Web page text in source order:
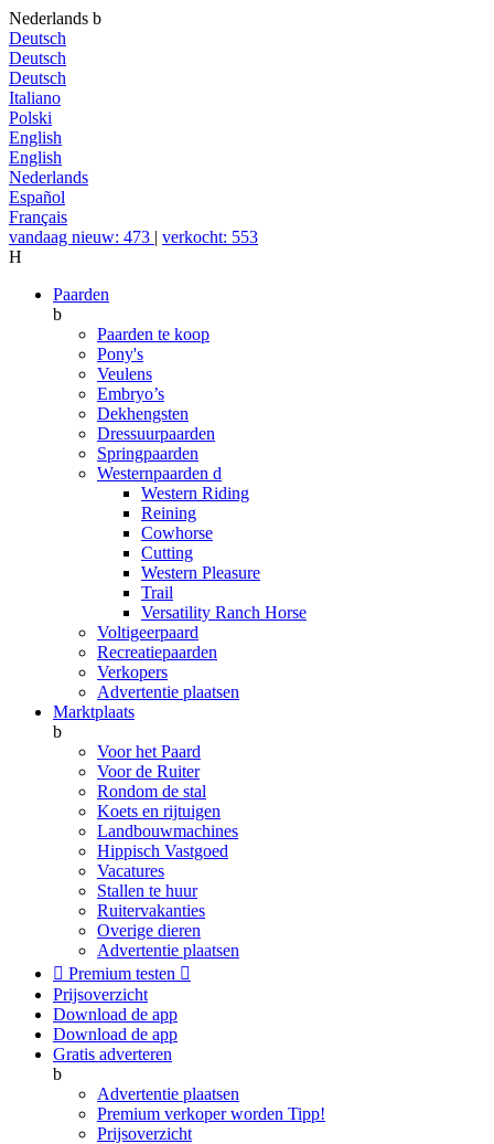
Nederlands b
Deutsch
Deutsch
Deutsch
Italiano
Polski
English
English
Nederlands
Español
Français
vandaag nieuw: 473 | verkocht: 553
H
Paarden
b
Paarden te koop
Pony's
Veulens
Embryo’s
Dekhengsten
Dressuurpaarden
Springpaarden
Westernpaarden d
Western Riding
Reining
Cowhorse
Cutting
Western Pleasure
Trail
Versatility Ranch Horse
Voltigeerpaard
Recreatiepaarden
Verkopers
Advertentie plaatsen
Marktplaats
b
Voor het Paard
Voor de Ruiter
Rondom de stal
Koets en rijtuigen
Landbouwmachines
Hippisch Vastgoed
Vacatures
Stallen te huur
Ruitervakanties
Overige dieren
Advertentie plaatsen
 Premium testen 
Prijsoverzicht
Download de app
Download de app
Gratis adverteren
b
Advertentie plaatsen
Premium verkoper worden Tipp!
Prijsoverzicht